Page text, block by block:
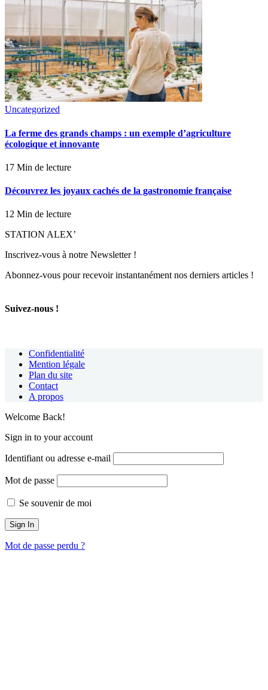
Uncategorized
La ferme des grands champs : un exemple d’agriculture
écologique et innovante
17 Min de lecture
Découvrez les joyaux cachés de la gastronomie française
12 Min de lecture
STATION ALEX’
Inscrivez-vous à notre Newsletter !
Abonnez-vous pour recevoir instantanément nos derniers articles !
Suivez-nous !
Confidentialité
Mention légale
Plan du site
Contact
A propos
Welcome Back!
Sign in to your account
Identifiant ou adresse e-mail
Mot de passe
Se souvenir de moi
Mot de passe perdu ?